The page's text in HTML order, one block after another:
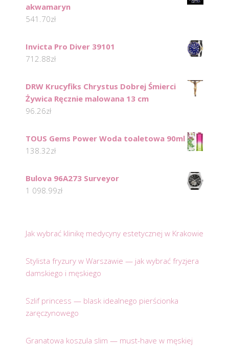
akwamaryn
541.70zł
Invicta Pro Diver 39101
712.88zł
DRW Krucyfiks Chrystus Dobrej Śmierci
Żywica Ręcznie malowana 13 cm
96.26zł
TOUS Gems Power Woda toaletowa 90ml
138.32zł
Bulova 96A273 Surveyor
1 098.99zł
Jak wybrać klinikę medycyny estetycznej w Krakowie
Stylista fryzury w Warszawie — jak wybrać fryzjera
damskiego i męskiego
Szlif princess — blask idealnego pierścionka
zaręczynowego
Granatowa koszula slim — must-have w męskiej